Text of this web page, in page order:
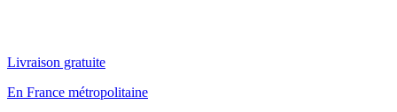
Livraison gratuite
En France métropolitaine